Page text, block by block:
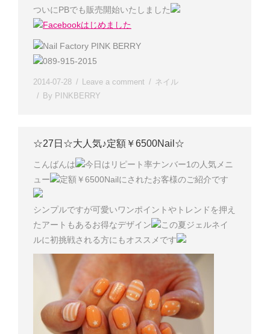
ついにPBでも販売開始いたしました
Facebookはじめました
Nail Factory PINK BERRY
089-915-2015
2014-07-28 Leave a comment
ネイル
By PINKBERRY
☆27日☆大人気♪定額￥6500Nail☆
こんばんは
今日はリピート率ナンバー1の人気メニ
ュー
定額￥6500Nailにされたお客様のご紹介です
シンプルですが可愛いワンポイントやトレンドを押え
たアートもあるお得なデザイン
この夏ジェルネイ
ルに初挑戦される方にもオススメです